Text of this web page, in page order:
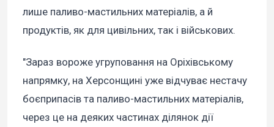
лише паливо-мастильних матеріалів, а й
продуктів, як для цивільних, так і військових.
"Зараз вороже угруповання на Оріхівському
напрямку, на Херсонщині уже відчуває нестачу
боєприпасів та паливо-мастильних матеріалів,
через це на деяких частинах ділянок дії